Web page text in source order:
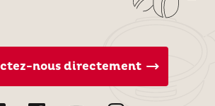
nous directement